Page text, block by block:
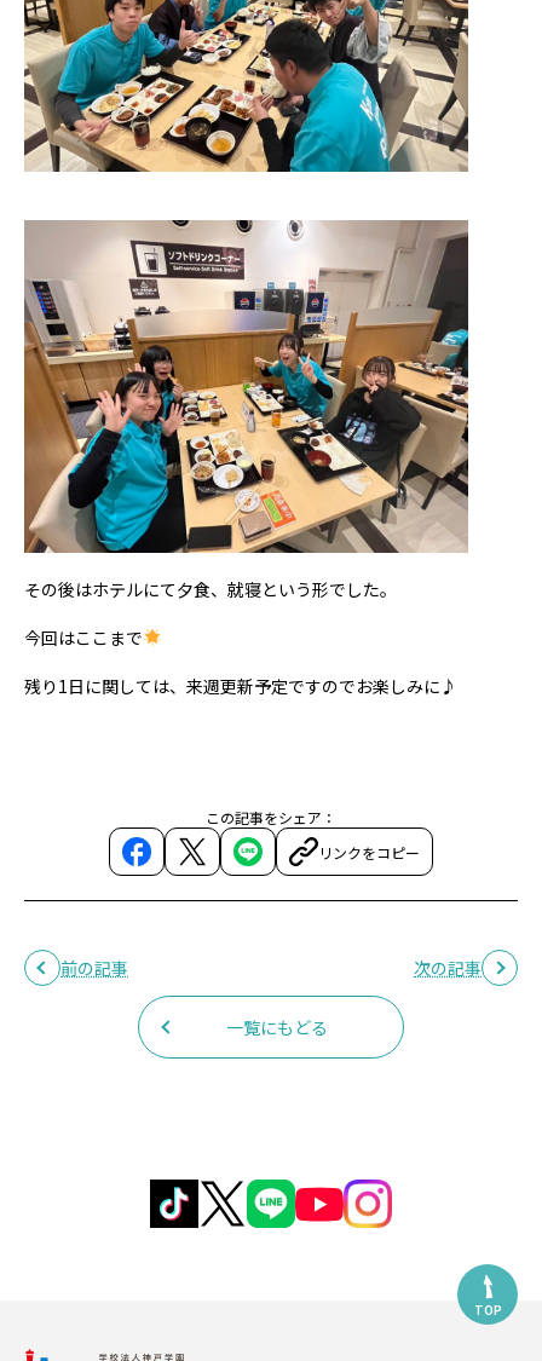
その後はホテルにて夕食、就寝という形でした。
今回はここまで
残り1日に関しては、来週更新予定ですのでお楽しみに♪
この記事をシェア：
リンクをコピー
前の記事
一覧にもどる
次の記事
TOP